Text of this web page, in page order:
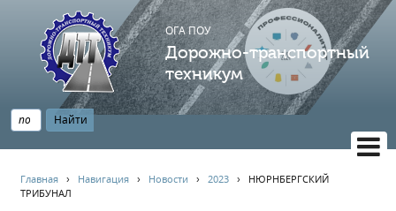
ОГА ПОУ
Дорожно-транспортный
техникум
НАВИГАЦИЯ
Главная › Навигация › Новости ›2023 › НЮРНБЕРГСКИЙ
ТРИБУНАЛ